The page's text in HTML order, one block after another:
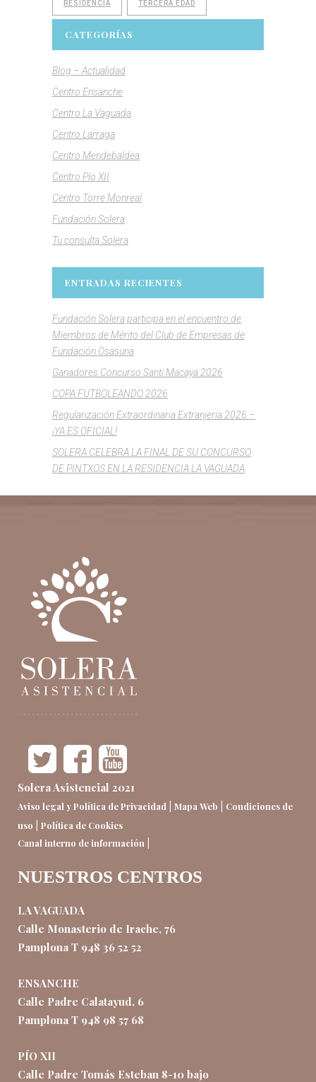
RESIDENCIA TERCERA EDAD
CATEGORÍAS
Blog – Actualidad
Centro Ensanche
Centro La Vaguada
Centro Larraga
Centro Mendebaldea
Centro Pío XII
Centro Torre Monreal
Fundación Solera
Tu consulta Solera
ENTRADAS RECIENTES
Fundación Solera participa en el encuentro de
Miembros de Mérito del Club de Empresas de
Fundación Osasuna
Ganadores Concurso Santi Macaya 2026
COPA FUTBOLEANDO 2026
Regularización Extraordinaria Extranjería 2026 –
¡YA ES OFICIAL!
SOLERA CELEBRA LA FINAL DE SU CONCURSO
DE PINTXOS EN LA RESIDENCIA LA VAGUADA
Solera Asistencial 2021
Aviso legal y Política de Privacidad | Mapa Web | Condiciones de
uso | Política de Cookies
Canal interno de información |
NUESTROS CENTROS
LA VAGUADA
Calle Monasterio de Irache, 76
Pamplona T 948 36 52 52
ENSANCHE
Calle Padre Calatayud, 6
Pamplona T 948 98 57 68
PÍO XII
Calle Padre Tomás Esteban 8-10 bajo